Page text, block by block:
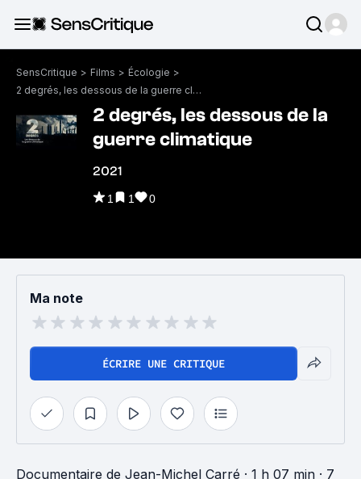
SensCritique > Films > Écologie >
2 degrés, les dessous de la guerre climatique
2 degrés, les dessous de la
guerre climatique
2021
1 1 0
Ma note
ÉCRIRE UNE CRITIQUE
Documentaire de Jean-Michel Carré · 1 h 07 min · 7